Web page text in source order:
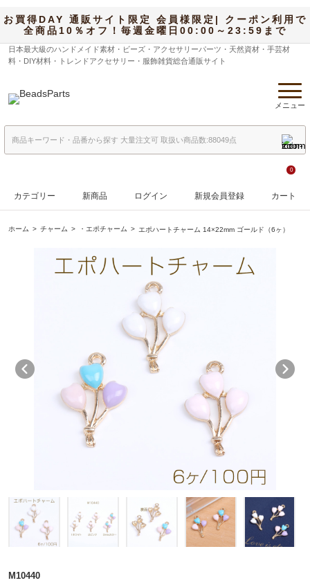
お買得DAY 通販サイト限定 会員様限定| クーポン利用で
全商品10％オフ！毎週金曜日00:00～23:59まで
日本最大級のハンドメイド素材・ビーズ・アクセサリーパーツ・天然資材・手芸材
料・DIY材料・トレンドアクセサリー・服飾雑貨総合通販サイト
メニュー
カテゴリー 新商品 ログイン 新規会員登録
0
カート
ホーム チャーム ・エポチャーム エポハートチャーム 14×22mm ゴールド（6ヶ）
M10440